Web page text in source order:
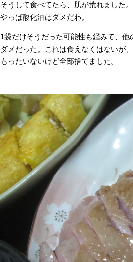
そうして食べてたら、肌が荒れました。
やっぱ酸化油はダメだわ。
1袋だけそうだった可能性も鑑みて、
ダメだった。これは食えなくはないが
もったいないけど全部捨てました。